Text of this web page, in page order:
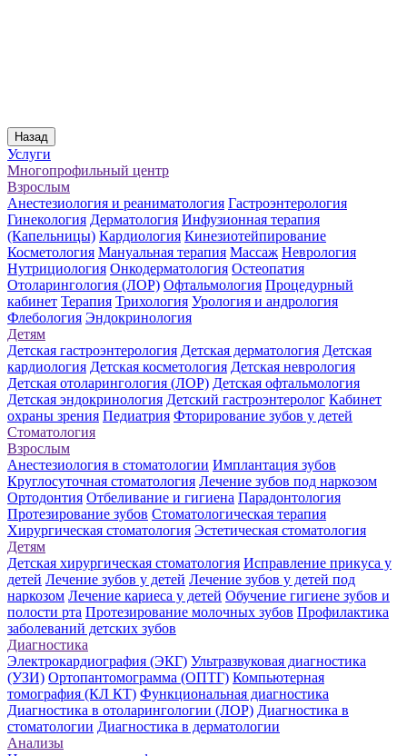
Назад
Услуги
Многопрофильный центр
Взрослым
Анестезиология и реаниматология Гастроэнтерология
Гинекология Дерматология Инфузионная терапия
(Капельницы) Кардиология Кинезиотейпирование
Косметология Мануальная терапия Массаж Неврология
Нутрициология Онкодерматология Остеопатия
Отоларингология (ЛОР) Офтальмология Процедурный
кабинет Терапия Трихология Урология и андрология
Флебология Эндокринология
Детям
Детская гастроэнтерология Детская дерматология Детская
кардиология Детская косметология Детская неврология
Детская отоларингология (ЛОР) Детская офтальмология
Детская эндокринология Детский гастроэнтеролог Кабинет
охраны зрения Педиатрия Фторирование зубов у детей
Стоматология
Взрослым
Анестезиология в стоматологии Имплантация зубов
Круглосуточная стоматология Лечение зубов под наркозом
Ортодонтия Отбеливание и гигиена Парадонтология
Протезирование зубов Стоматологическая терапия
Хирургическая стоматология Эстетическая стоматология
Детям
Детская хирургическая стоматология Исправление прикуса у
детей Лечение зубов у детей Лечение зубов у детей под
наркозом Лечение кариеса у детей Обучение гигиене зубов и
полости рта Протезирование молочных зубов Профилактика
заболеваний детских зубов
Диагностика
Электрокардиография (ЭКГ) Ультразвуковая диагностика
(УЗИ) Ортопантомограмма (ОПТГ) Компьютерная
томография (КЛ КТ) Функциональная диагностика
Диагностика в отоларингологии (ЛОР) Диагностика в
стоматологии Диагностика в дерматологии
Анализы